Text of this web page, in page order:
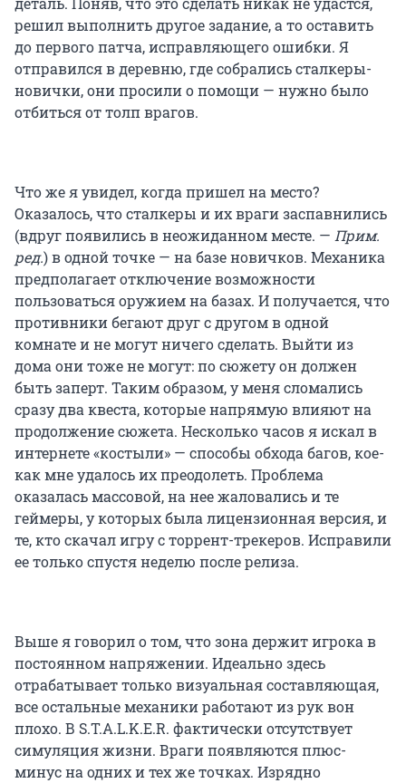
решил выполнить другое задание, а то оставить
до первого патча, исправляющего ошибки. Я
отправился в деревню, где собрались сталкеры-
новички, они просили о помощи — нужно было
отбиться от толп врагов.
Что же я увидел, когда пришел на место?
Оказалось, что сталкеры и их враги заспавнились
(вдруг появились в неожиданном месте. — Прим.
ред.) в одной точке — на базе новичков. Механика
предполагает отключение возможности
пользоваться оружием на базах. И получается, что
противники бегают друг с другом в одной
комнате и не могут ничего сделать. Выйти из
дома они тоже не могут: по сюжету он должен
быть заперт. Таким образом, у меня сломались
сразу два квеста, которые напрямую влияют на
продолжение сюжета. Несколько часов я искал в
интернете «костыли» — способы обхода багов, кое-
как мне удалось их преодолеть. Проблема
оказалась массовой, на нее жаловались и те
геймеры, у которых была лицензионная версия, и
те, кто скачал игру с торрент-трекеров. Исправили
ее только спустя неделю после релиза.
Выше я говорил о том, что зона держит игрока в
постоянном напряжении. Идеально здесь
отрабатывает только визуальная составляющая,
все остальные механики работают из рук вон
плохо. В S.T.A.L.K.E.R. фактически отсутствует
симуляция жизни. Враги появляются плюс-
минус на одних и тех же точках. Изрядно